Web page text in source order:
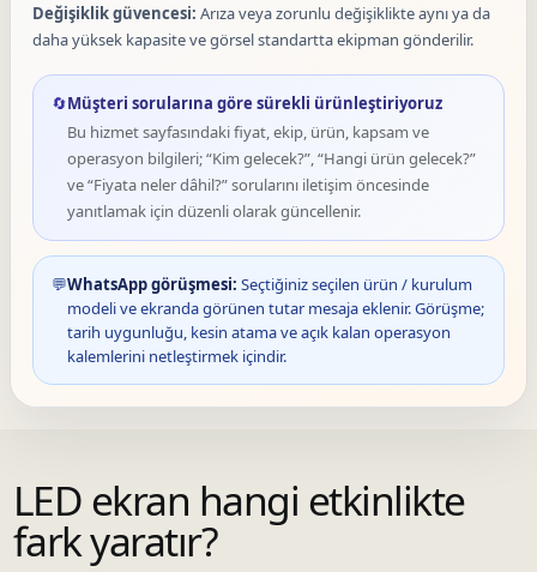
Değişiklik güvencesi: Arıza veya zorunlu değişiklikte aynı ya da
daha yüksek kapasite ve görsel standartta ekipman gönderilir.
🔄Müşteri sorularına göre sürekli ürünleştiriyoruz
Bu hizmet sayfasındaki fiyat, ekip, ürün, kapsam ve
operasyon bilgileri; “Kim gelecek?”, “Hangi ürün gelecek?”
ve “Fiyata neler dâhil?” sorularını iletişim öncesinde
yanıtlamak için düzenli olarak güncellenir.
💬WhatsApp görüşmesi: Seçtiğiniz seçilen ürün / kurulum
modeli ve ekranda görünen tutar mesaja eklenir. Görüşme;
tarih uygunluğu, kesin atama ve açık kalan operasyon
kalemlerini netleştirmek içindir.
LED ekran hangi etkinlikte
fark yaratır?